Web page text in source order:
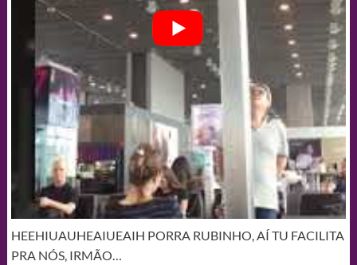
HEEHIUAUHEAIUEAIH PORRA RUBINHO, AÍ TU FACILITA
PRA NÓS, IRMÃO…